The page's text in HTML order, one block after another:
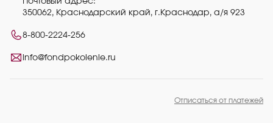
350062, Краснодарский край, г.Краснодар, а/я 923
8-800-2224-256
info@fondpokolenie.ru
Отписаться от платежей